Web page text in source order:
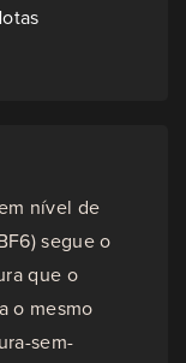
nível de
segue o
que o
o mesmo
sem-